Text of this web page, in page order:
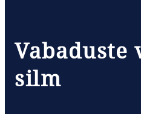
Vabaduste
silm